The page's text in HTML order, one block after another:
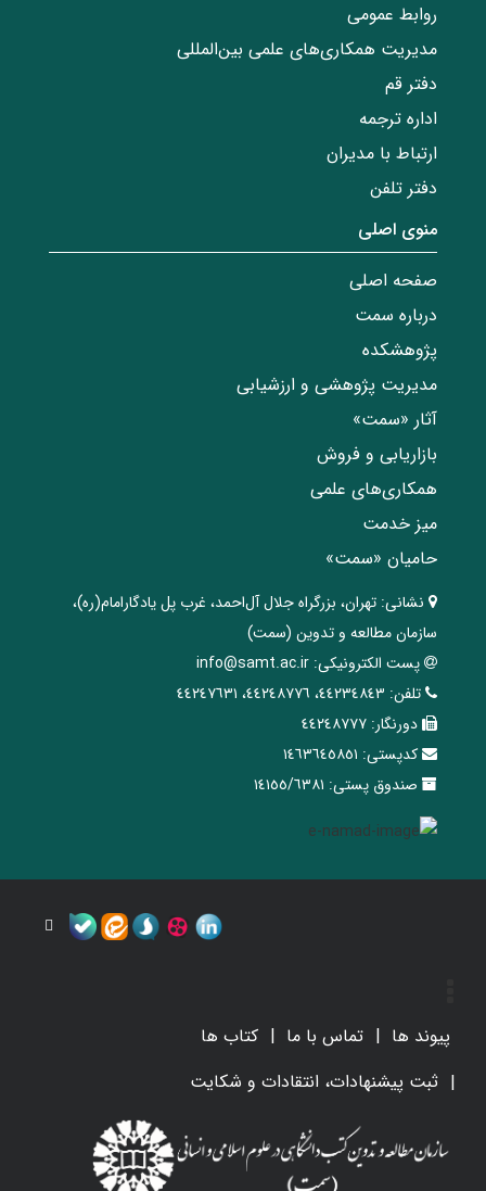
روابط عمومی
مدیریت همکاری‌های علمی بین‌المللی
دفتر قم
اداره ترجمه
ارتباط با مدیران
دفتر تلفن
منوی اصلی
صفحه اصلی
درباره سمت
پژوهشکده
مدیریت پژوهشی و ارزشیابی
آثار «سمت»
بازاریابی و فروش
همکاری‌های علمی
میز خدمت
حامیان «سمت»
نشانی: تهران، ‌بزرگراه ‌جلال آل‌احمد، غرب پل يادگار‌امام(ره)‌،
سازمان مطالعه و تدوین‌ (سمت)
پست الکترونیکی: info@samt.ac.ir
تلفن: ٤٤٢٣٤٨٤٣، ٤٤٢٤٨٧٧٦، ٤٤٢٤٧٦٣١
دورنگار: ٤٤٢٤٨٧٧٧
کدپستی: ١٤٦٣٦٤٥٨٥١
صندوق پستی: ١٤١٥٥/٦٣٨١
پیوند ها تماس با ما
کتاب ها
ثبت پیشنهادات، انتقادات و شکایت